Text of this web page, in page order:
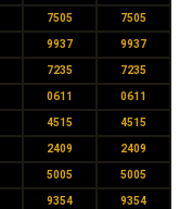
7505 7505
9937 9937
7235 7235
0611 0611
4515 4515
2409 2409
5005 5005
9354 9354